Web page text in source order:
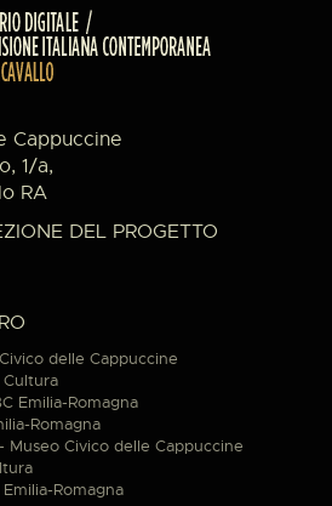
Cappuccine
1/a,
RA
DEL PROGETTO
delle Cappuccine
Cultura
Emilia-Romagna
Romagna
Museo Civico delle Cappuccine
Romagna